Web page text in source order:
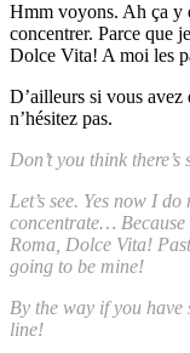
Hmm voyons. Ah ça y
concentrer. Parce que
Dolce Vita! A moi les
D’ailleurs si vous avez
n’hésitez pas.
Don’t you think
Let’s see. Yes now I
concentrate… Because
Roma, Dolce Vita!
going to be mine!
By the way if you have
line!